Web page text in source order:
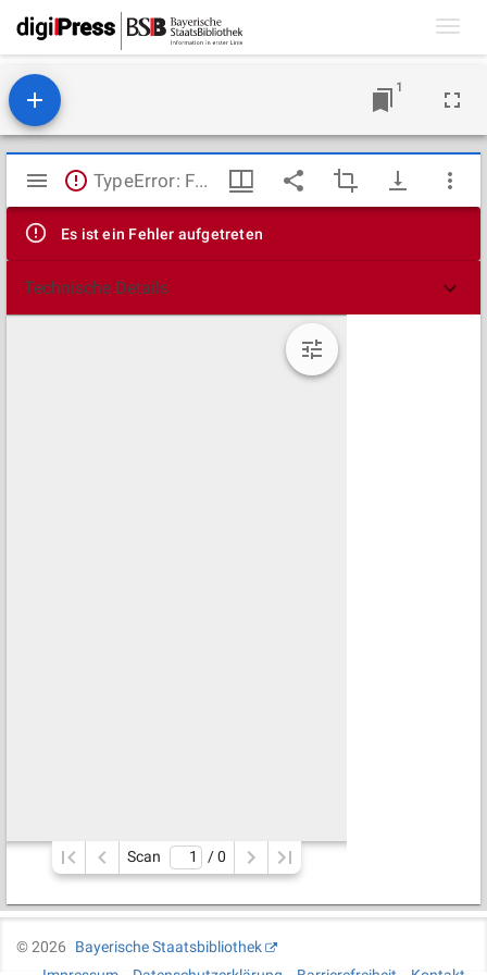
1
Mirador
Viewer
TypeError: Failed to fetch
Es ist ein Fehler aufgetreten
Technische Details
Scan / 0
©2026
Bayerische Staatsbibliothek